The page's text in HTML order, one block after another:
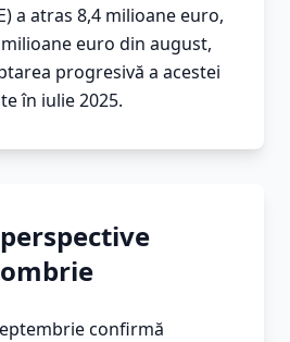
a atras 8,4 milioane euro,
euro din august,
progresivă a acestei
în iulie 2025.
confirmă